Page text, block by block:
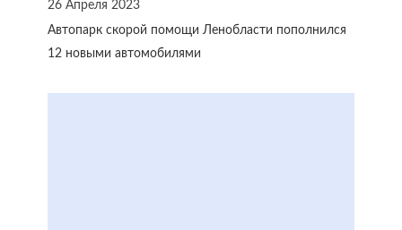
26 Апреля 2023
Автопарк скорой помощи Ленобласти пополнился
12 новыми автомобилями